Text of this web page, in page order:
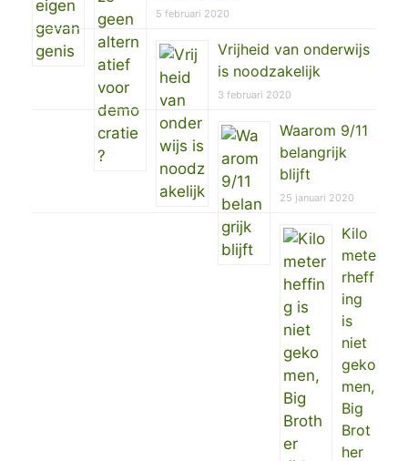
5 februari 2020
Vrijheid van onderwijs
is noodzakelijk
3 februari 2020
Waarom 9/11
belangrijk
blijft
25 januari 2020
Kilo
mete
rheff
ing
is
niet
geko
men,
Big
Brot
her